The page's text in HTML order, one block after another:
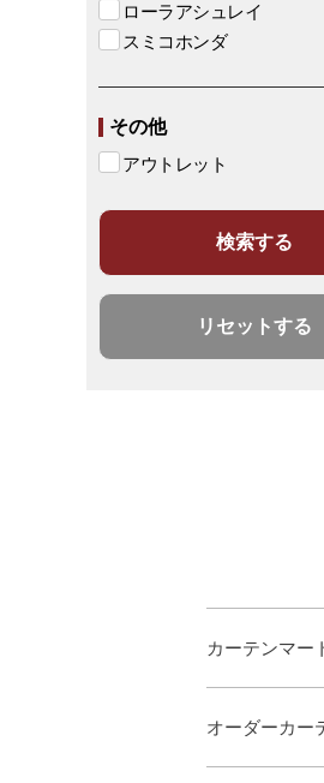
ローラアシュレイ
スミコホンダ
その他
アウトレット
検索する
リセットする
カーテンマー
オーダーカー